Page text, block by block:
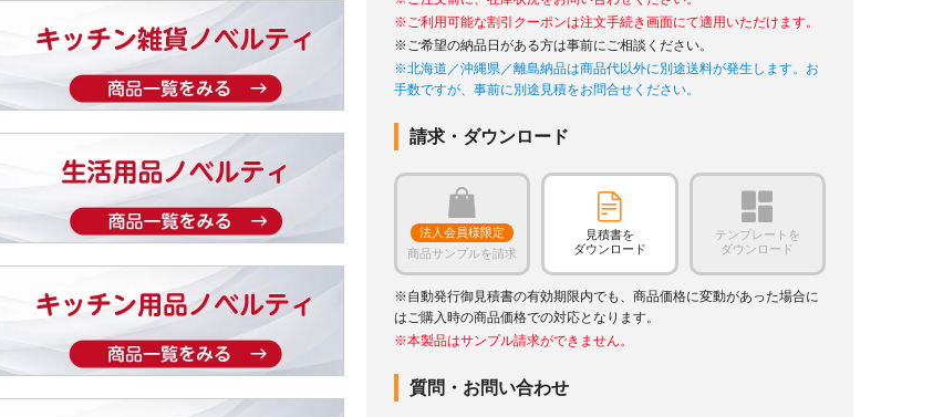
※ご利用可能な割引クーポンは注文手続き画面にて適用いただけます。
※ご希望の納品日がある方は事前にご相談ください。
※北海道／沖縄県／離島納品は商品代以外に別途送料が発生します。お
手数ですが、事前に別途見積をお問合せください。
請求・ダウンロード
法人会員様限定
商品サンプルを請求
見積書を
ダウンロード
テンプレートを
ダウンロード
※自動発行御見積書の有効期限内でも、商品価格に変動があった場合に
はご購入時の商品価格での対応となります。
※本製品はサンプル請求ができません。
質問・お問い合わせ